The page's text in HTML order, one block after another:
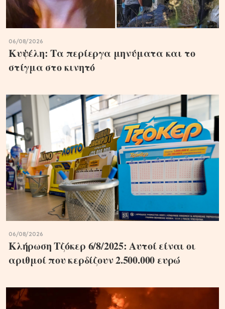
06/08/2026
Κυψέλη: Τα περίεργα μηνύματα και το
στίγμα στο κινητό
06/08/2026
Κλήρωση Τζόκερ 6/8/2025: Αυτοί είναι οι
αριθμοί που κερδίζουν 2.500.000 ευρώ